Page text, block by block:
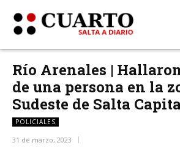
Río Arenales |
de una persona en la
Sudeste de Salta
POLICIALES
31 de marzo, 2023